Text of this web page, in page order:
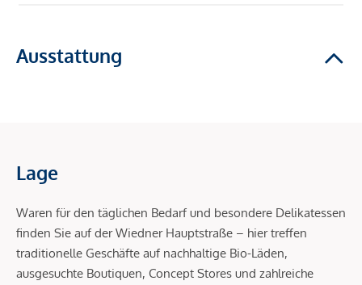
Ausstattung
Lage
Waren für den täglichen Bedarf und besondere Delikatessen
finden Sie auf der Wiedner Hauptstraße – hier treffen
traditionelle Geschäfte auf nachhaltige Bio-Läden,
ausgesuchte Boutiquen, Concept Stores und zahlreiche